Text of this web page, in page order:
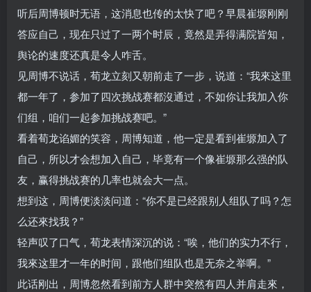
听后周博顿时无语，这消息也传的太快了吧？早晨崔塬刚刚
答应自己，现在只过了一两个时辰，竟然是弄得满院皆知，
舆论的速度还真是令人咋舌。
见周博不说话，荀龙立刻又朝前走了一步，说道：“我來这里
都一年了，参加了四次挑战赛都沒通过，不如你让我加入你
们组，咱们一起参加挑战赛吧。”
看着荀龙谄媚的笑容，周博知道，他一定是看到崔塬加入了
自己，所以才会想加入自己，毕竟有一个像崔塬那么强的队
友，赢得挑战赛的几率也就会大一点。
想到这，周博便淡淡问道：“你不是已经跟别人组队了吗？怎
么还來找我？”
轻声叹了口气，荀龙表情深沉的说：“唉，他们的实力不行，
我來这里才一年的时间，跟他们组队也是无奈之举啊。”
此话刚出，周博忽然看到前方人群中突然有四人并肩走來，